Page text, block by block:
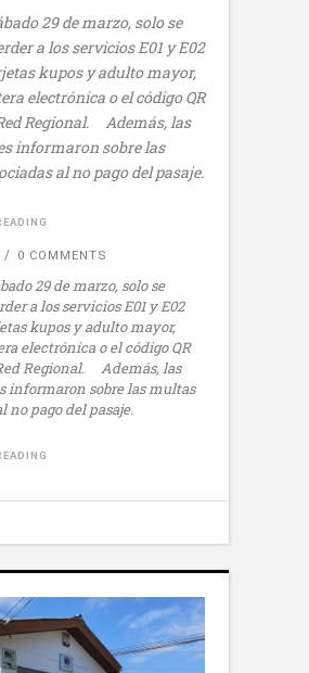
29 de marzo, solo se
a los servicios E01 y E02
kupos y adulto mayor,
electrónica o el código QR
Regional. Además, las
informaron sobre las
al no pago del pasaje.
0 COMMENTS
29 de marzo, solo se
a los servicios E01 y E02
kupos y adulto mayor,
electrónica o el código QR
Regional. Además, las
informaron sobre las multas
no pago del pasaje.